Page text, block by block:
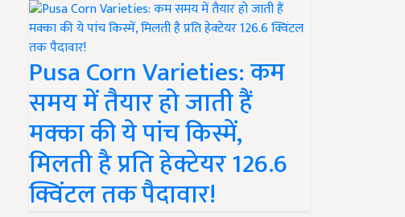
Pusa Corn Varieties: कम
समय में तैयार हो जाती हैं
मक्का की ये पांच किस्में,
मिलती है प्रति हेक्टेयर 126.6
क्विंटल तक पैदावार!